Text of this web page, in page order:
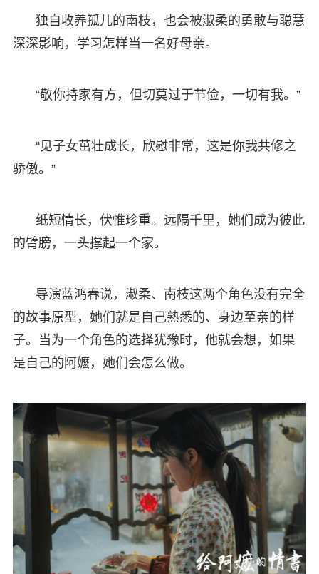
独自收养孤儿的南枝，也会被淑柔的勇敢与聪慧
深深影响，学习怎样当一名好母亲。
“敬你持家有方，但切莫过于节俭，一切有我。”
“见子女茁壮成长，欣慰非常，这是你我共修之
骄傲。”
纸短情长，伏惟珍重。远隔千里，她们成为彼此
的臂膀，一头撑起一个家。
导演蓝鸿春说，淑柔、南枝这两个角色没有完全
的故事原型，她们就是自己熟悉的、身边至亲的样
子。当为一个角色的选择犹豫时，他就会想，如果
是自己的阿嬷，她们会怎么做。